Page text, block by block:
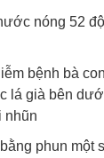
nóng 52
bệnh bà
lá già bên
nhũn
phun một